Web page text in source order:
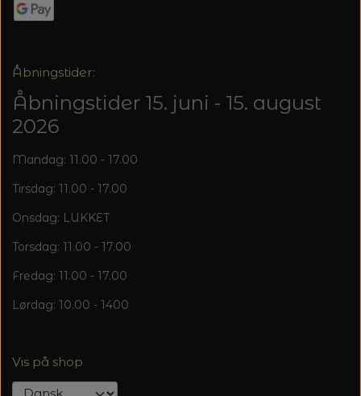
Åbningstider:
Åbningstider 15. juni - 15. august
2026
Mandag: 11.00 - 17.00
Tirsdag: 11.00 - 17.00
Onsdag: LUKKET
Torsdag: 11.00 - 17.00
Fredag: 11.00 - 17.00
Lørdag: 10.00 - 1400
Vis på shop